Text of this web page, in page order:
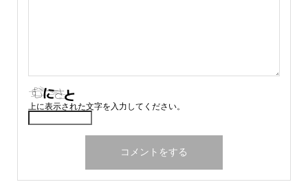
上に表示された文字を入力してください。